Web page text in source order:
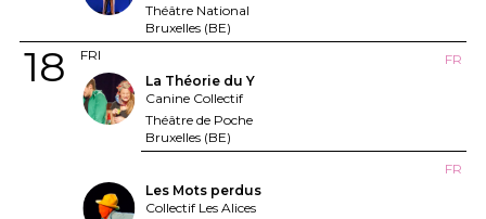
Théâtre National
Bruxelles (BE)
FRI
18
FR
La Théorie du Y
Canine Collectif
Théâtre de Poche
Bruxelles (BE)
FR
Les Mots perdus
Collectif Les Alices